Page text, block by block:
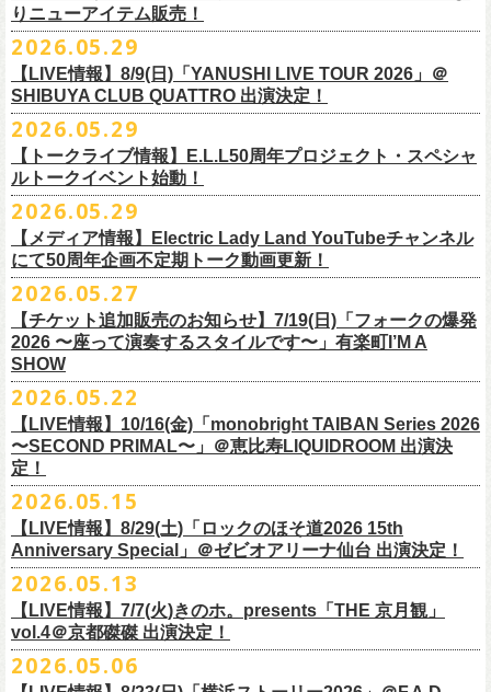
チケット料金：前売￥5,700(税込/ドリンク代別途要)
※高校生以下は当日¥2,000キャッシュバック（当日年齢を証明できるも
の（学生証、保険証など）のご提示が必要となります）
一般チケット発売日：8月8日(土)
◎「モンキーTシャツ」
価格：￥3,700(税込)
ボディ：ビッグシルエット
カラー：ホワイト、アシッドブルー、 [NEWカラー！] サンドベージュ
素材 ： 綿100％
サイズ：S / M / L / XL
＜製品サイズ＞
S ： 身丈66cm / 身幅55cm / 肩幅52cm / 袖丈21cm
M ： 身丈70cm / 身幅58cm / 肩幅55cm / 袖丈23cm
L ： 身丈74cm / 身幅61cm / 肩幅58cm / 袖丈25cm
XL ： 身丈78cm / 身幅64cm / 肩幅61cm / 袖丈27cm
※上記サイズはあくまでも目安の寸法です
質問に答えながらご自身の状況を確認してください。 適切な払戻方法を
ご覧になれます。
e+Q＆A ページ：https://eplus.jp/qa/
【ローソンチケットでご購入で、紙チケットをご選択のお
客様】
ローソン、 ミニストップ店舗にて直接払い戻しをさせていただきます。
ローソンで発券された⽅はローソンへ、
ミニストップへお⼿持ちの未使⽤
チケットをお持ちの上、ご来店くださ
い。実際の払戻⼿順につきましては、下記URLをご確認ください。
https://l-tike.com/oc/lt/haraimodoshi/
(注1)チケットの半券がもぎられているものについては、ご返⾦
しかねます。
(注2)チケット代以外の外⼿数料(配送⼿数料は除く)の返⾦については、
「各種⼿数料券」が必要となります。
さい。もし各種⼿ 数料券を紛失された場合、外⼿数料のご返⾦
ねますので何卒ご了承下さい。
(注3) 払い戻しには「チケット」が必要です。払い戻し手続きより先に、
チケットの発券手続きの上、
(注4)夜間・早朝(21時～6時頃)は防犯対策として、
れております。その為、夜間・
早朝とその直前・直後の時間帯はつり銭
が 不⾜する場合がございますので、払い戻しは夜間・ 早朝を避けてお⼿
続きいただきますようお願い申し上げます。
【ローソンチケットでご購入で、電子チケットをご選択の
お客様】
払戻し期間内に購入された申込サイト内「マイページ」
2027年にオープン50周年を迎える名古屋のライブハウスElectric Lady
Land（通称E.L.L）でぴあ中部×フラワーカンパニーズの合同企画のトー
クイベントシリーズ、vol.1の開催が8月31日(月)に決定！
日本のロック史を彩るさまざまバンドが出演し、ライブハウスシーン黎
明期ならではの驚きのエピソードから、まるで都市伝説のようなとんで
も逸話まで、これまでもさまざまな伝説が語られてきたてE.L.L。
来年2027年にオープン50周年を控えたE.L.Lについて、フラカン鈴木圭介
とグレートマエカワがホスト役となり、さまざまなバンドマン、シンガ
ー、関係者をゲストに迎えて語り明かすトークセッションを企画。
このトークシリーズでは、E.L.L.にこれまで関わってきたミュージシャ
ン、関係者、そして当時はファンだった人々とともに、まもなく50年を
迎えるライブハウスの、ツワモノたちの記憶を語っていきます。配信や
インタビューでは語れない、ここだけの話もたくさん披露予定。
この第一回目となるゲストに、中村達也さんをお迎えしてお届けしま
みんなで盛大にお祝いしましょう♪
◎奥野真哉 還暦イベント “〜オクピンの笑って︕笑って︕︕ 60歳〜「君
はカンレキさ」”
日時：2026年12月2日(水) 開場18:00 / 開演19:00
会場：恵比寿 LIQUIDROOM
チケット：
＜オフィシャル抽選先行＞ 7/13(月)12:00～7/20(月・祝)23:59まで
https://l-tike.com/st1/okuno1202-
他詳細はイベント公式サイトへ →https://breast.co.jp/okuno60th/
どうぞお楽しみに！
◎「back on live FES」
日程：2026年9月22日(火祝)
会場：
・富山MAIRO
・富山県民小劇場ORBIS
・バール・デ・美富味
・マリエ6F芝生広場
・富山駅構内自由通路
チケット発売：7月6日 12時～
プレイガイド：e-plus(イープラス)
https://eplus.jp/sf/detail/4562600001-P0030001
フェスHP:
座って演奏するスタイルです〜」岐阜・郡上八幡Club Layla 公演につき
まして、限定枚数となりますが＜立ち見席＞
定しました。
◎「フォークの爆発2026 〜座って演奏するスタイルです〜」
7/11(土)岐阜・郡上八幡Club Layla 開場16:30/開演17:00
追加チケット＞立ち見席 ￥5,500（税込/ドリンク代別）
発売日：7月4日(土)10:00〜
プレイガイド：イープラス
P0030682P021001?P1=1221
ネクストロード 03-5114-7444（平日14～18時）
p.com/contact/
チケット完売となっておりました7/5(日)開催「フォークの爆発2026 〜座
って演奏するスタイルです〜」兵庫・神戸クラブ月世界 公演につきまし
て、限定枚数となりますが＜2F立ち見席＞の追加販売を行うことが決定
しました。
◎「フォークの爆発2026 〜座って演奏するスタイルです〜」
7/5(日)兵庫・神戸クラブ月世界 開場15:30/開演16:00
追加チケット＞2F立ち見席 ￥5,500（税込/ドリンク代別）
＊ステージ上からの眺めになります
＊自由席の方ご入場後、開演10分前のご案内を予定しています
発売日：7月2日(木)17:00〜
プレイガイド：イープラスhttps://eplus.jp/sf/detail/0039320001-
P0030685P021001?P1=1221
問：清水音泉 06-6357-3666（平日 15:00~18:00）
info@shimizuonsen.com
◎「SMILEY’S CONNECTION スマイリー原島 BIRTHDAY FESTIVAL
6days ～ ハメチ a-GOGO CARNIVAL!!～」
＜ day２下北沢CLUB Que
月3 日 木)下北沢
CLUB Que
出演：POLYSICS／フラワーカンパニーズ／
OPEN 18:15／
START 19:00
前売￥5,500-／当日￥6,000-
（ドリンク代別）
「フォークの爆発2026 ミニマル巡業 〜うたとギターとコーラスと〜」
福島にて開催決定！
◎「フォークの爆発2026ミニマル巡業 〜うたとギターとコーラスと〜」
※ミニマル巡業とは『
本とコーラスと小物の楽器などで構成するライヴ』です
日時： 9/21(月祝 ) 開場
会場：福島Player’s Cafe
チケット料金：4,800円（税込/整理番号付/ドリンク代別） ※高校生以下
は当日 ¥2,000キャッシュバック（
保険証など）のご提示が必要となります）
一般チケット発売日：7月18日(土
問い合わせ：ノースロードミュージック
10月、11月と自身初となるクラブクアトロ・ワンマンツアーも決まって
いるフラワーカンパニーズ、2026年を右肩上がりに盛り上げる8箇所9公
演のツアー開催決定！
りニューアイテム販売！
6/8(月)からスタートする「フォークの爆発2026 ミニマル巡業 〜うたとギ
ターとコーラスと〜」にて、ラッコシリーズのニューアイテムの販売が
決定！
さらに、完売御礼となった「レッツけんこうアンブレラチャーム」（ラ
ンダム）がイエローver.で販売再開決定！
◎「ラッコなエコバッグ」
2026.05.29
【LIVE情報】8/9(日)「YANUSHI LIVE TOUR 2026」＠
SHIBUYA CLUB QUATTRO 出演決定！
2026.05.29
【トークライブ情報】E.L.L50周年プロジェクト・スペシャ
ルトークイベント始動！
2027年にオープン50周年を迎える名古屋のライブハウスElectric Lady
Land（通称E.L.L）でぴあ中部×フラワーカンパニーズの合同企画のトー
クイベントシリーズを開始することが決定！
日本のロック史を彩るさまざまバンドが出演し、ライブハウスシーン黎
明期ならではの驚きのエピソードから、まるで都市伝説のようなとんで
も逸話まで、これまでもさまざまな伝説が語られてきたてE.L.L。
2026.05.29
【メディア情報】Electric Lady Land YouTubeチャンネル
にて50周年企画不定期トーク動画更新！
2026.05.27
【チケット追加販売のお知らせ】7/19(日)「フォークの爆発
2026 〜座って演奏するスタイルです〜」有楽町I’M A
SHOW
2026.05.22
【LIVE情報】10/16(金)「monobright TAIBAN Series 2026
〜SECOND PRIMAL〜」＠恵⽐寿LIQUIDROOM 出演決
定！
2026.05.15
【LIVE情報】8/29(土)「ロックのほそ道2026 15th
Anniversary Special」＠ゼビオアリーナ仙台 出演決定！
2026.05.13
【LIVE情報】7/7(火)きのホ。presents「THE 京月観」
vol.4＠京都磔磔 出演決定！
2026.05.06